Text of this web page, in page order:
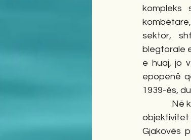
kompleks
sektor,
blegtorale
e huaj, jo
epopenë
1939-ës,
Gjakovës